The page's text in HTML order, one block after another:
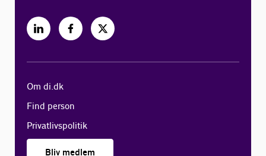
Om di.dk
Find person
Privatlivspolitik
Bliv medlem